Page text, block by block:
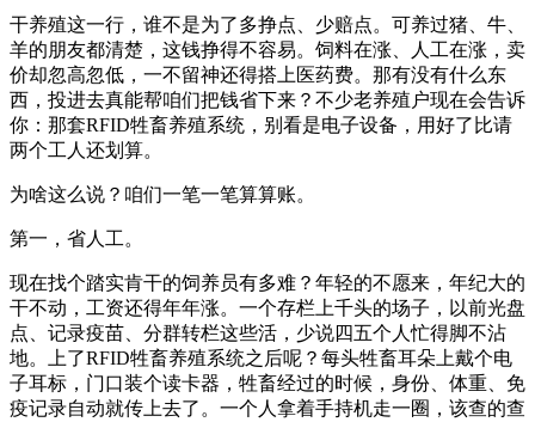
干养殖这一行，谁不是为了多挣点、少赔点。可养过猪、牛、
羊的朋友都清楚，这钱挣得不容易。饲料在涨、人工在涨，卖
价却忽高忽低，一不留神还得搭上医药费。那有没有什么东
西，投进去真能帮咱们把钱省下来？不少老养殖户现在会告诉
你：那套RFID牲畜养殖系统，别看是电子设备，用好了比请
两个工人还划算。
为啥这么说？咱们一笔一笔算算账。
第一，省人工。
现在找个踏实肯干的饲养员有多难？年轻的不愿来，年纪大的
干不动，工资还得年年涨。一个存栏上千头的场子，以前光盘
点、记录疫苗、分群转栏这些活，少说四五个人忙得脚不沾
地。上了RFID牲畜养殖系统之后呢？每头牲畜耳朵上戴个电
子耳标，门口装个读卡器，牲畜经过的时候，身份、体重、免
疫记录自动就传上去了。一个人拿着手持机走一圈，该查的查